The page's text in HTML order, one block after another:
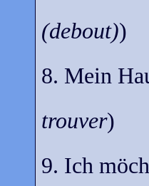
(debout))
8. Mein
trouver)
9. Ich